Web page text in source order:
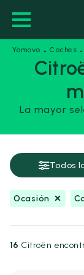
Yomovo · Coches ·
La mayor
Ocasión
Citroën C3
Todos
Ocasión
16 Citroën